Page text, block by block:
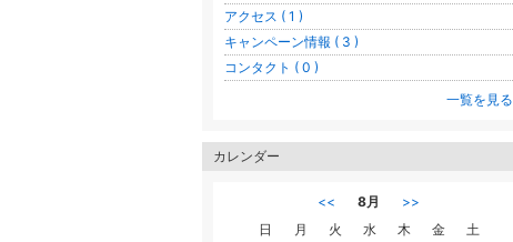
アクセス ( 1 )
キャンペーン情報 ( 3 )
コンタクト ( 0 )
一覧を見る
カレンダー
<< 8月
>>
日
月 火 水 木 金 土